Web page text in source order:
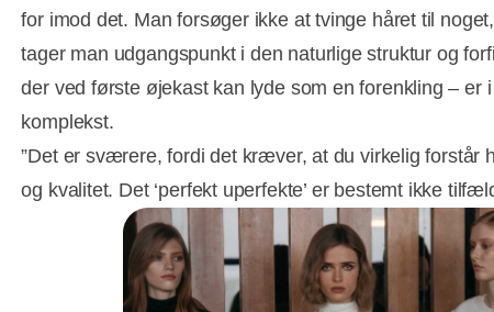
for imod det. Man forsøger ikke at tvinge håret til
tager man udgangspunkt i den naturlige struktur og
der ved første øjekast kan lyde som en forenkling – er
komplekst.
”Det er sværere, fordi det kræver, at du virkelig forstår
og kvalitet. Det ‘perfekt uperfekte’ er bestemt ikke